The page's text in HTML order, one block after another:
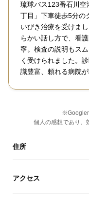
琉球バス123番石川空
丁目」下車徒歩5分の
いびき治療を受けま
らかい話し方で、看
寧。検査の説明もス
く受けられました。
識豊富、頼れる病院が
個人の感想であり、
住所
アクセス